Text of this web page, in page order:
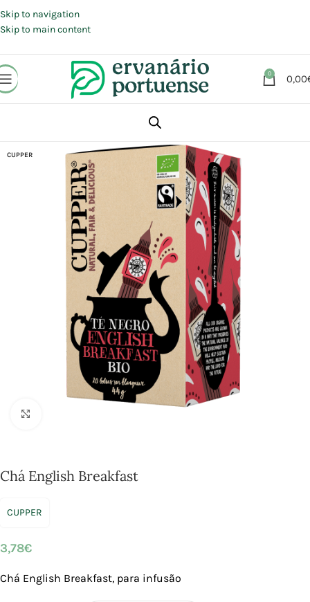
Skip to navigation
Skip to main content
0 0,00
CUPPER
Chá English Breakfast
CUPPER
3,78€
Chá English Breakfast, para infusão